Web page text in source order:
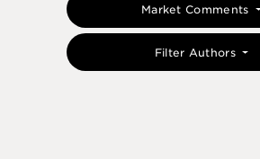
Market Comments
Filter Authors